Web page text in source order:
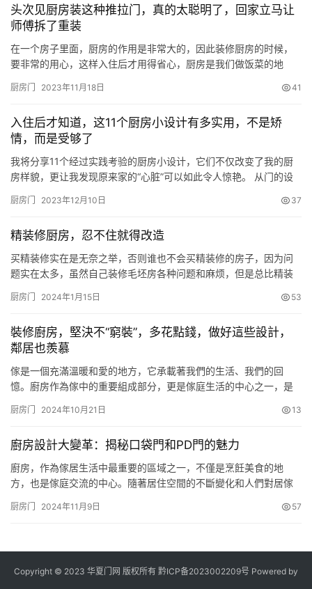
头次见厨房装这种推拉门，真的太聪明了，回家立马让
师傅拆了重装
在一个房子里面，厨房的作用是非常大的，因此装修厨房的时候，
要非常的用心，这样入住后才用得省心，厨房是我们做饭菜的地
的，特别是厨房的油烟问题，炒菜做饭的时候都是会有油烟产生
的，这样才不怕油烟会跟出去。头次见厨房装这种推拉门，真的太
实用了，回家立马让师…
厨房门 2023年11月18日 41
入住后才知道，这11个厨房小设计有多实用，不是矫
情，而是受够了
我将分享11个经过实践考验的厨房小设计，它们不仅改变了我的厨
房样貌，更让我发现原来家的“心脏”可以如此令人惊艳。 从门的设
计，不仅让我的厨房变得更宽敞明亮，还解决了许多在日常生活中
能打开一扇，有时会感觉不够明亮通风。 而口袋门关闭时和普通
门…
厨房门 2023年12月10日 37
精装修厨房，忍不住就得改造
买精装修实在是无奈之举，否则谁也不会买精装修的房子，因为问
题实在太多，虽然自己装修毛坯房各种问题和麻烦，但是总比精装
下结果是否值得。 原有精装修厨房带阳台，而且需要自己封窗，导
以及半截墙，重新打通空间； 砸掉的阳台就可以重新布局水电，难
点就在于…
厨房门 2024年1月15日 53
裝修廚房，堅決不“窮裝”，多花點錢，做好這些設計，
鄰居也羨慕
傢是一個充滿溫暖和愛的地方，它承載著我們的生活、我們的回
憶。廚房作為傢中的重要組成部分，更是傢庭生活的中心之一，是
不僅僅是為瞭提高居住舒適度，更是為瞭讓鄰居們羨慕自己傢的廚
花點心思，把廚房裝修得更好。 【一】裝修廚房，做到以下幾點，
鄰居都羨…
厨房门 2024年10月21日 13
廚房設計大變革：揭秘口袋門和PD門的魅力
廚房，作為傢居生活中最重要的區域之一，不僅是烹飪美食的地
方，也是傢庭交流的中心。隨著居住空間的不斷變化和人們對居傢
來揭秘如今越來越流行的“口袋門”和“PD門”的獨特魅力，看看它們是
厨房门 2024年11月9日 57
Copyright © 2023 华夏门网 版权所有 黔ICP备2023002209号 Powered by